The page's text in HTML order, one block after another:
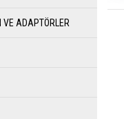
VE ADAPTÖRLER